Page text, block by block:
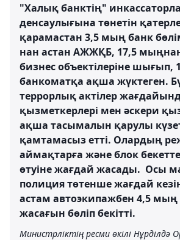
"Халық банктің"
денсаулығына төнетін
қарамастан 3,5 мың банк
нан астан АЖЖҚБ, 17,5
бизнес объектілеріне
банкоматқа ақша жүктеген.
террорлық актілер
қызметкерлері мен әскери
ақша тасымалын қарулы
қамтамасыз етті. Олардың
аймақтарға және блок
өтуіне жағдай жасады. Осы
полиция төтенше жағдай
астам автоэкипажбен 4,5
жасағын бөліп бекітті.
Министрліктің ресми өкілі Нұрділдә